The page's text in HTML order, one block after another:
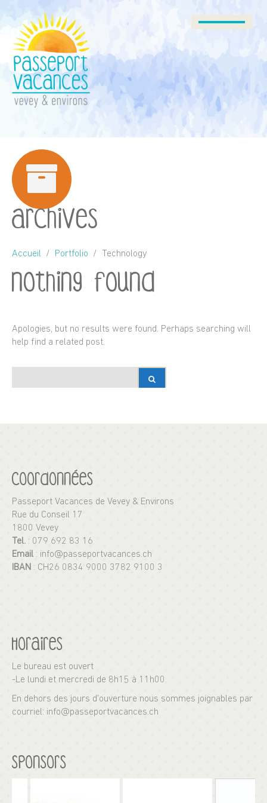
Archives
Accueil Portfolio Technology
Nothing Found
Apologies, but no results were found. Perhaps searching will
help find a related post.
Coordonnées
Passeport Vacances de Vevey & Environs
Rue du Conseil 17
1800 Vevey
Tel. : 079 692 83 16
Email : info@passeportvacances.ch
IBAN : CH26 0834 9000 3782 9100 3
Horaires
Le bureau est ouvert
-Le lundi et mercredi de 8h15 à 11h00
En dehors des jours d’ouverture nous sommes joignables par
courriel: info@passeportvacances.ch
Sponsors